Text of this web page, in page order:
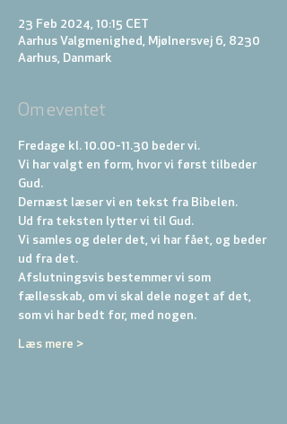
23 Feb 2024, 10:15 CET
Aarhus Valgmenighed, Mjølnersvej 6, 8230
Aarhus, Danmark
Om eventet
Fredage kl. 10.00-11.30 beder vi.
Vi har valgt en form, hvor vi først tilbeder
Gud.
Dernæst læser vi en tekst fra Bibelen.
Ud fra teksten lytter vi til Gud.
Vi samles og deler det, vi har fået, og beder
ud fra det.
Afslutningsvis bestemmer vi som
fællesskab, om vi skal dele noget af det,
som vi har bedt for, med nogen.
Læs mere >